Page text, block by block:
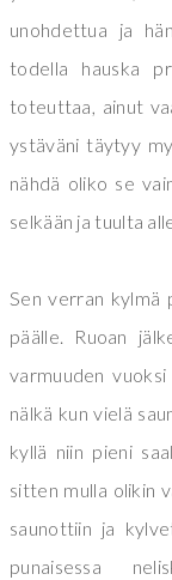
unohdettua ja
todella hauska
toteuttaa, ainut
ystäväni täytyy
nähdä oliko se
selkään ja tuulta
Sen verran kylmä
päälle. Ruoan
varmuuden
nälkä kun vielä
kyllä niin pieni
sitten mulla olikin
saunottiin ja
punaisessa